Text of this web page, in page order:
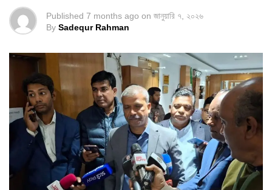
Published 7 months ago on জানুয়ারি ৭, ২০২৬
By Sadequr Rahman